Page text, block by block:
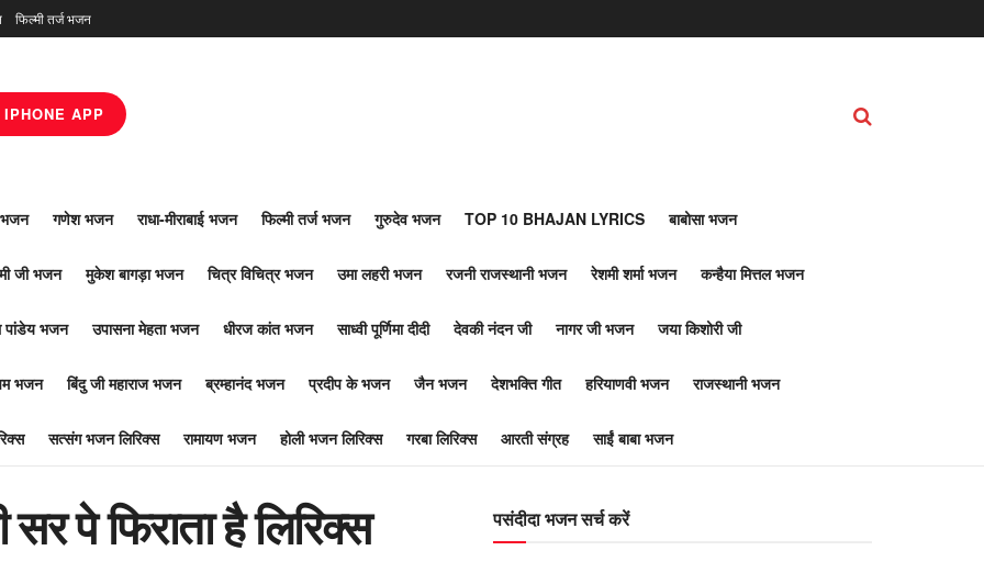
फिल्मी तर्ज भजन
IPHONE APP
भजन गणेश भजन राधा-मीराबाई भजन फिल्मी तर्ज भजन गुरुदेव भजन TOP 10 BHAJAN LYRICS बाबोसा भजन
जी भजन मुकेश बागड़ा भजन चित्र विचित्र भजन उमा लहरी भजन रजनी राजस्थानी भजन रेशमी शर्मा भजन कन्हैया मित्तल भजन
पांडेय भजन उपासना मेहता भजन धीरज कांत भजन साध्वी पूर्णिमा दीदी देवकी नंदन जी नागर जी भजन जया किशोरी जी
भजन बिंदु जी महाराज भजन ब्रम्हानंद भजन प्रदीप के भजन जैन भजन देशभक्ति गीत हरियाणवी भजन राजस्थानी भजन
सत्संग भजन लिरिक्स रामायण भजन होली भजन लिरिक्स गरबा लिरिक्स आरती संग्रह साईं बाबा भजन
पे फिराता है लिरिक्स पसंदीदा भजन सर्च करें